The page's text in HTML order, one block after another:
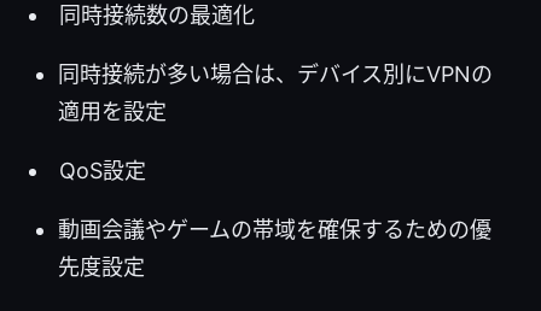
同時接続数の最適化
同時接続が多い場合は、デバイス別にVPNの
適用を設定
QoS設定
動画会議やゲームの帯域を確保するための優
先度設定